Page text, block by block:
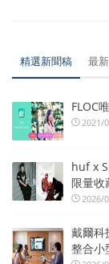
精選新聞稿 最
FLOC
2021/
huf x
限量收
2026/
戴爾
整合小